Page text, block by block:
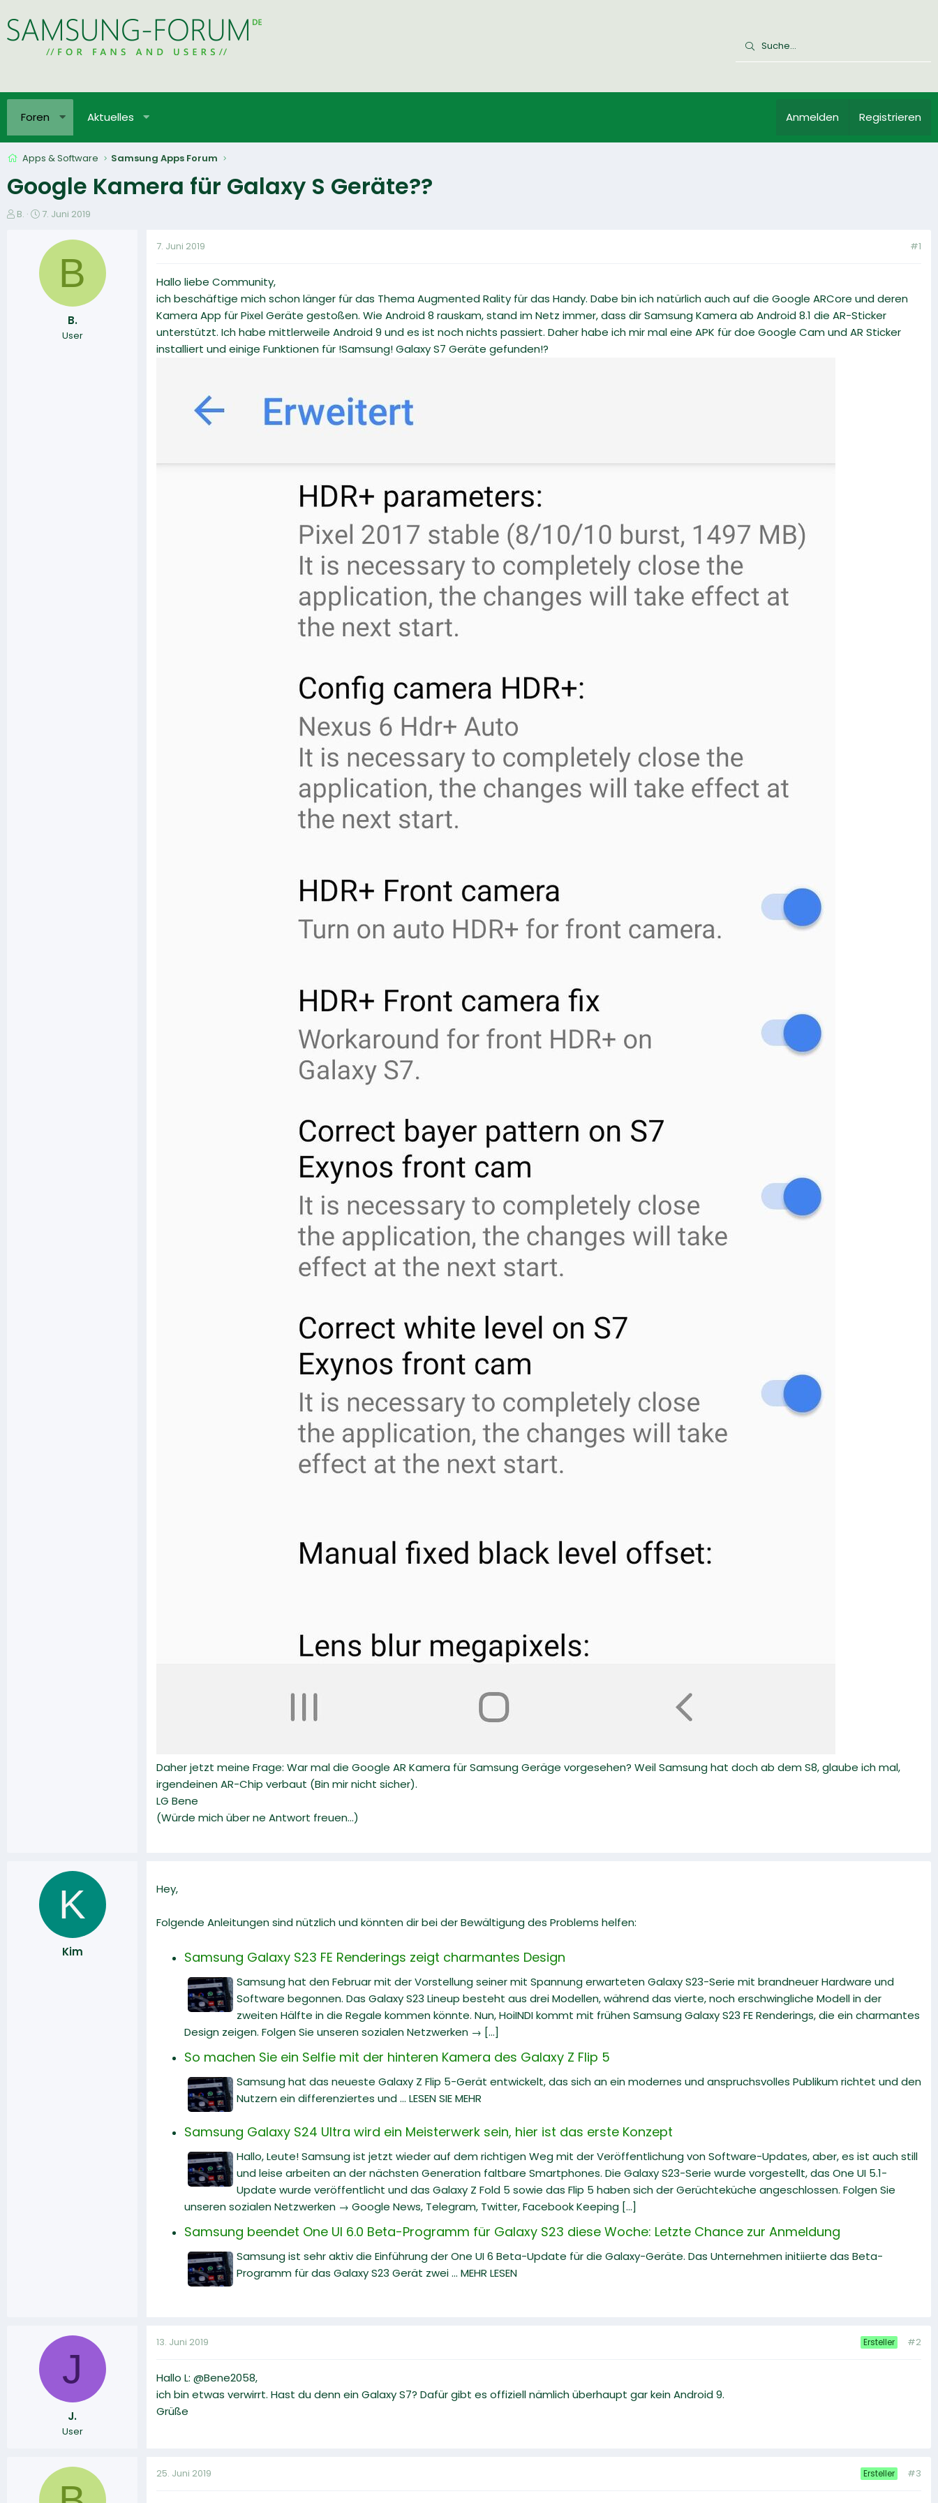
Foren Aktuelles Anmelden Registrieren
Apps & Software Samsung Apps Forum
Google Kamera für Galaxy S Geräte??
E
B.
E
t
l
7. Juni 2019
B
B.
User
7. Juni 2019 #1
Hallo liebe Community,
ich beschäftige mich schon länger für das Thema Augmented Rality für das Handy. Dabe bin ich natürlich auch auf die Google ARCore und deren
Kamera App für Pixel Geräte gestoßen. Wie Android 8 rauskam, stand im Netz immer, dass dir Samsung Kamera ab Android 8.1 die AR-Sticker
unterstützt. Ich habe mittlerweile Android 9 und es ist noch nichts passiert. Daher habe ich mir mal eine APK für doe Google Cam und AR Sticker
installiert und einige Funktionen für !Samsung! Galaxy S7 Geräte gefunden!?
Daher jetzt meine Frage: War mal die Google AR Kamera für Samsung Geräge vorgesehen? Weil Samsung hat doch ab dem S8, glaube ich mal,
irgendeinen AR-Chip verbaut (Bin mir nicht sicher).
LG Bene
(Würde mich über ne Antwort freuen...)
K
Kim
Hey,
Folgende Anleitungen sind nützlich und könnten dir bei der Bewältigung des Problems helfen:
Samsung Galaxy S23 FE Renderings zeigt charmantes Design
Samsung hat den Februar mit der Vorstellung seiner mit Spannung erwarteten Galaxy S23-Serie mit brandneuer Hardware und
Software begonnen. Das Galaxy S23 Lineup besteht aus drei Modellen, während das vierte, noch erschwingliche Modell in der
zweiten Hälfte in die Regale kommen könnte. Nun, HoiINDI kommt mit frühen Samsung Galaxy S23 FE Renderings, die ein charmantes
Design zeigen. Folgen Sie unseren sozialen Netzwerken → [...]
So machen Sie ein Selfie mit der hinteren Kamera des Galaxy Z Flip 5
Samsung hat das neueste Galaxy Z Flip 5-Gerät entwickelt, das sich an ein modernes und anspruchsvolles Publikum richtet und den
Nutzern ein differenziertes und ... LESEN SIE MEHR
Samsung Galaxy S24 Ultra wird ein Meisterwerk sein, hier ist das erste Konzept
Hallo, Leute! Samsung ist jetzt wieder auf dem richtigen Weg mit der Veröffentlichung von Software-Updates, aber, es ist auch still
und leise arbeiten an der nächsten Generation faltbare Smartphones. Die Galaxy S23-Serie wurde vorgestellt, das One UI 5.1-
Update wurde veröffentlicht und das Galaxy Z Fold 5 sowie das Flip 5 haben sich der Gerüchteküche angeschlossen. Folgen Sie
unseren sozialen Netzwerken → Google News, Telegram, Twitter, Facebook Keeping [...]
Samsung beendet One UI 6.0 Beta-Programm für Galaxy S23 diese Woche: Letzte Chance zur Anmeldung
Samsung ist sehr aktiv die Einführung der One UI 6 Beta-Update für die Galaxy-Geräte. Das Unternehmen initiierte das Beta-
Programm für das Galaxy S23 Gerät zwei ... MEHR LESEN
J
J.
User
13. Juni 2019 Ersteller #2
Hallo L: @Bene2058,
ich bin etwas verwirrt. Hast du denn ein Galaxy S7? Dafür gibt es offiziell nämlich überhaupt gar kein Android 9.
Grüße
25. Juni 2019 Ersteller #3